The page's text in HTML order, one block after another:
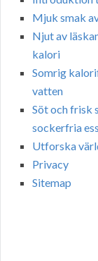
Mjuk smak
Njut av
kalori
Somrig
vatten
Söt och frisk
sockerfria
Utforska
Privacy
Sitemap